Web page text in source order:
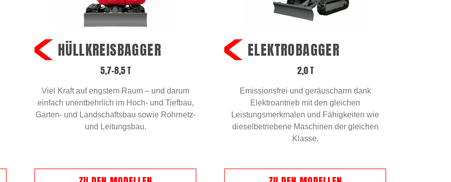
HÜLLKREISBAGGER
5,7–8,5 T
Viel Kraft auf engstem Raum – und darum
einfach unentbehrlich im Hoch- und Tiefbau,
Garten- und Landschaftsbau sowie Rohrnetz-
und Leitungsbau.
ELEKTROBAGGER
2,0 T
Emissionsfrei und geräuscharm dank
Elektroantrieb mit den gleichen
Leistungsmerkmalen und Fähigkeiten wie
dieselbetriebene Maschinen der gleichen
Klasse.